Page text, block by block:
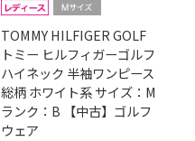
TOMMY HILFIGER GOLF
トミー ヒルフィガーゴルフ
ハイネック 半袖ワンピース
総柄 ホワイト系 サイズ：M
ランク：B 【中古】ゴルフ
ウェア